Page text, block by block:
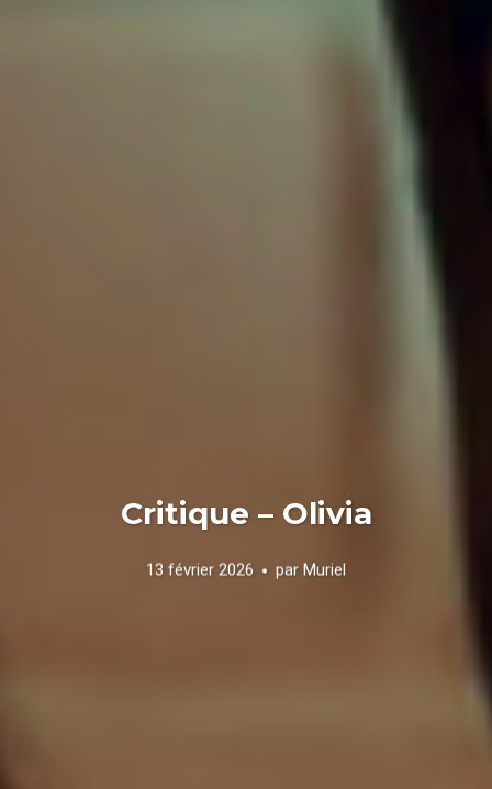
Critique – Olivia
13 février 2026 par Muriel